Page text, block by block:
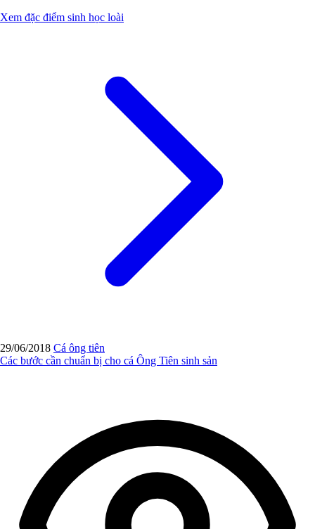
Xem đặc điểm sinh học loài
29/06/2018 Cá ông tiên
Các bước cần chuẩn bị cho cá Ông Tiên sinh sản